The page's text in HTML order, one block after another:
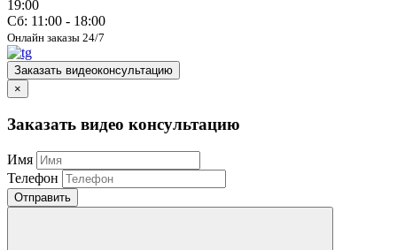
19:00
Сб: 11:00 - 18:00
Онлайн заказы 24/7
Заказать видеоконсультацию
×
Заказать видео консультацию
Имя
Телефон
Отправить